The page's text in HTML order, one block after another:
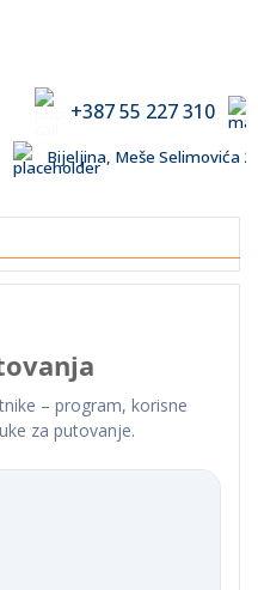
+387 55 227 310
Bijeljina, Meše Selimovića
– program, korisne
za putovanje.